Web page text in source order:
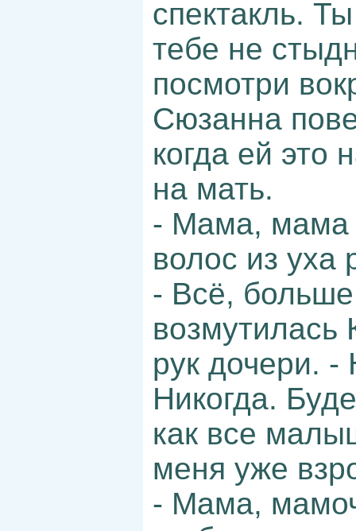
спектакль.
тебе не
посмотри
Сюзанна
когда ей это
на мать.
- Мама, мама
волос из уха
- Всё, больше
возмутилась
рук дочери. -
Никогда.
как все
меня уже
- Мама,